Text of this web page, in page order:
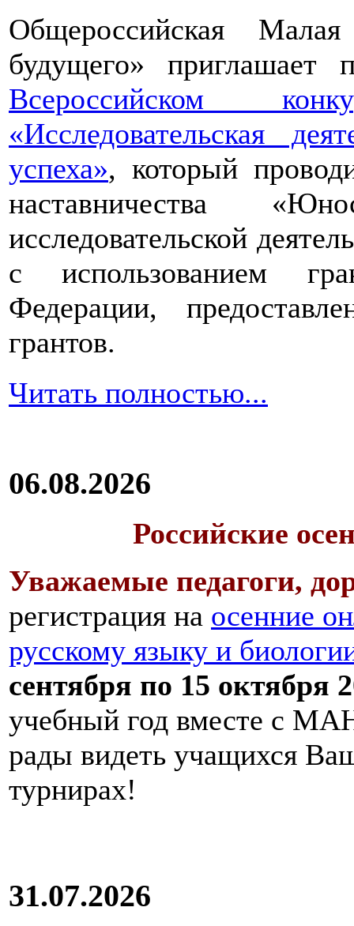
Общероссийская
будущего» приглашает
Всероссийском
«Исследовательская
успеха», который
наставничества
исследовательской
с использованием
Федерации,
грантов.
Читать полностью...
06.08.2026
Российские
Уважаемые педагоги,
регистрация на осенние
русскому языку и
сентября по 15 октября
учебный год вместе с
рады видеть учащихся
турнирах!
31.07.2026